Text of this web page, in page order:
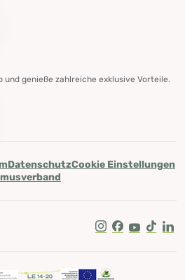
und genieße zahlreiche exklusive Vorteile.
DatenschutzCookie Einstellungen
Instagram
Facebook
Youtube
Tik Tok